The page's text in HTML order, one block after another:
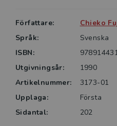
Författare:
Chieko
Språk:
Svenska
ISBN:
Utgivningsår:
1990
Artikelnummer:
3173-01
Upplaga:
Första
Sidantal:
202